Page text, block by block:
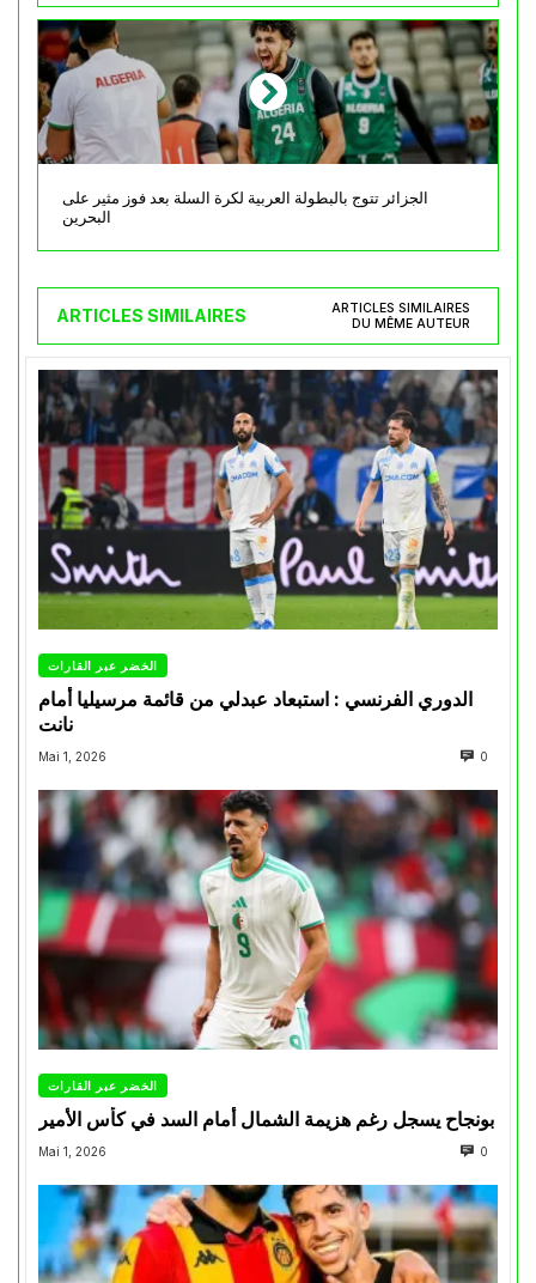
الجزائر تتوج بالبطولة العربية لكرة السلة بعد فوز مثير على
البحرين
ARTICLES SIMILAIRES
ARTICLES SIMILAIRES
DU MÊME AUTEUR
الخضر عبر القارات
الدوري الفرنسي : استبعاد عبدلي من قائمة مرسيليا أمام
نانت
Mai 1, 2026 0
الخضر عبر القارات
بونجاح يسجل رغم هزيمة الشمال أمام السد في كأس الأمير
Mai 1, 2026 0